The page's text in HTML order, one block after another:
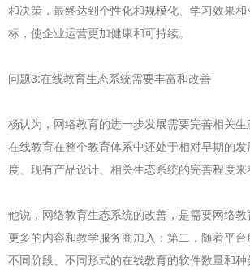
和决策，最终达到个性化和规模化、学习效果
标，使企业运营更加健康和可持续。
问题3:在线教育生态系统需要丰富和改善
杨认为，网络教育的进一步发展需要完善相关生
在线教育在整个教育体系中还处于相对早期的
度、现有产品设计、相关生态系统的完善程度
他说，网络教育生态系统的改善，是需要网络教
更多的内容和教学服务商加入；第二，随着平
不同阶段、不同形式的在线教育的软件数量和种